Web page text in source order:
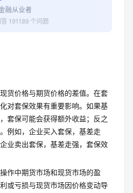
融从业者
191189 个问题
货价格与期货价格的差值。在套
对套保效果有重要影响。如果基
套保可能会获得额外收益；反之
例如，企业买入套保，基差走
业卖出套保，基差走强，套保效
作中期货市场和现货市场的盈
或亏损与现货市场因价格变动导